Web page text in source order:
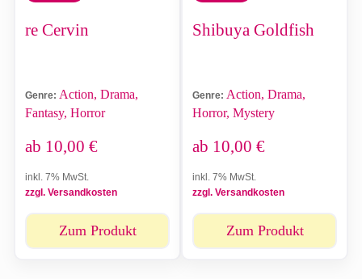
re Cervin
Genre: Action, Drama,
Fantasy, Horror
ab 10,00 €
inkl. 7% MwSt.
zzgl. Versandkosten
Zum Produkt
Shibuya Goldfish
Genre: Action, Drama,
Horror, Mystery
ab 10,00 €
inkl. 7% MwSt.
zzgl. Versandkosten
Zum Produkt